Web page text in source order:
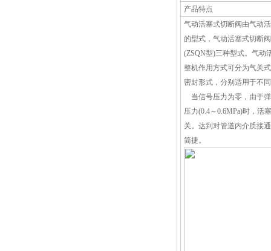
产品特点
气动活塞式切断阀由气动
的型式，气动活塞式切断
(ZSQN型)三种型式。气动
整机作用方式可分为气关
密封形式，分别适用于不
当信号压力为零，由于
压力(0.4～0.6MPa)时，活
关。达到对管道内介质接
简捷。